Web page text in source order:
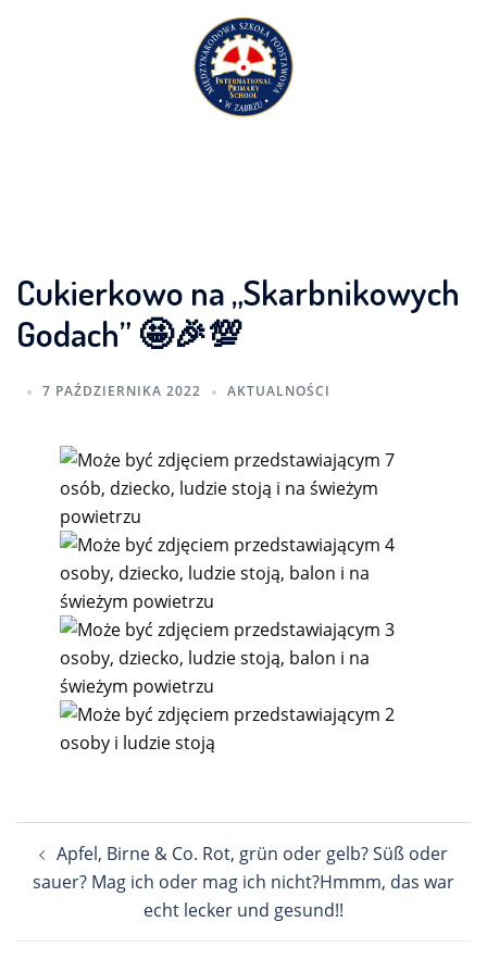
Cukierkowo na „Skarbnikowych
Godach” 🤩🎉💯
7 PAŹDZIERNIKA 2022 AKTUALNOŚCI
wpisuApfel, Birne & Co. Rot, grün oder gelb? Süß oder
sauer? Mag ich oder mag ich nicht?Hmmm, das war
echt lecker und gesund!!